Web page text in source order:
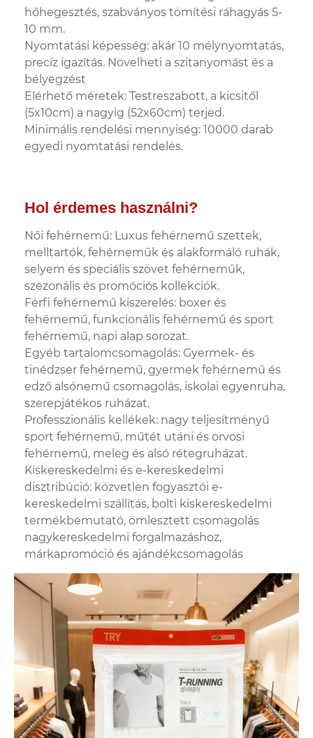
hőhegesztés, szabványos tömítési ráhagyás 5-
10 mm.
Nyomtatási képesség: akár 10 mélynyomtatás,
precíz igazítás. Növelheti a szitanyomást és a
bélyegzést
Elérhető méretek: Testreszabott, a kicsitől
(5x10cm) a nagyig (52x60cm) terjed.
Minimális rendelési mennyiség: 10000 darab
egyedi nyomtatási rendelés.
Hol érdemes használni?
Női fehérnemű: Luxus fehérnemű szettek,
melltartók, fehérneműk és alakformáló ruhák,
selyem és speciális szövet fehérneműk,
szezonális és promóciós kollekciók.
Férfi fehérnemű kiszerelés: boxer és
fehérnemű, funkcionális fehérnemű és sport
fehérnemű, napi alap sorozat.
Egyéb tartalomcsomagolás: Gyermek- és
tinédzser fehérnemű, gyermek fehérnemű és
edző alsónemű csomagolás, iskolai egyenruha,
szerepjátékos ruházat.
Professzionális kellékek: nagy teljesítményű
sport fehérnemű, műtét utáni és orvosi
fehérnemű, meleg és alsó rétegruházat.
Kiskereskedelmi és e-kereskedelmi
disztribúció: közvetlen fogyasztói e-
kereskedelmi szállítás, bolti kiskereskedelmi
termékbemutató, ömlesztett csomagolás
nagykereskedelmi forgalmazáshoz,
márkapromóció és ajándékcsomagolás